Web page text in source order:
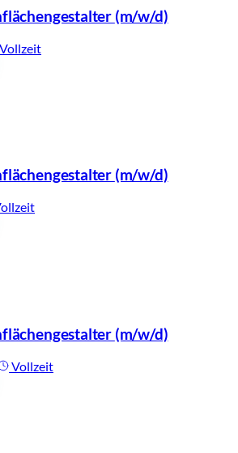
(m/w/d)
Vollzeit
(m/w/d)
(m/w/d)
Vollzeit